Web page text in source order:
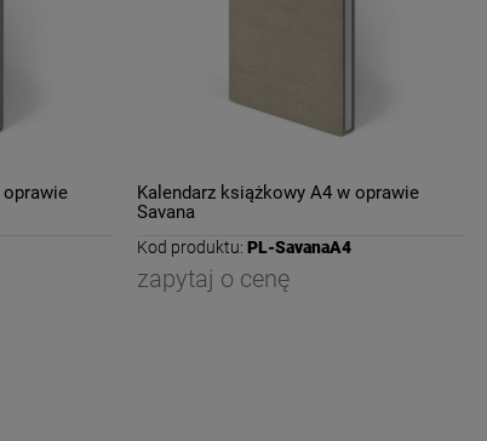
oprawie
Kalendarz książkowy A4 w oprawie
Savana
Kod produktu: PL-SavanaA4
zapytaj o cenę